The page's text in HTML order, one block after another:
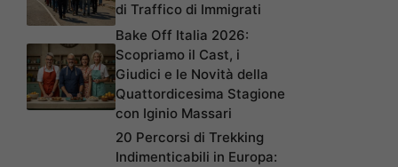
di Traffico di Immigrati
Bake Off Italia 2026:
Scopriamo il Cast, i
Giudici e le Novità della
Quattordicesima Stagione
con Iginio Massari
20 Percorsi di Trekking
Indimenticabili in Europa: